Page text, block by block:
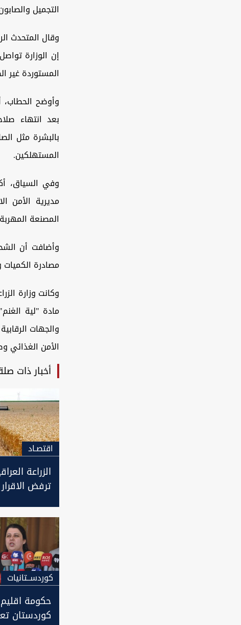
التجميل
وقال المتحدث
إن الوزارة
المستوردة غير
وأوضح
بعد انتهاء
بالبشرة مثل
المستهلكين.
وفي السياق،
مديرية الأمن
المصنعة
وأضافت أن
مصادرة
وكانت وزارة
مادة "لية
والجهات
الأمن الغذائي
أخبار ذات
اقتصـاد
الزراعة
ترفض الاقرار
كوردســتانيات
حكومة اقليم
كوردستان